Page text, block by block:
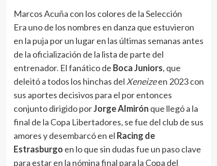
deleitó a todos los hinchas del Xeneizeen 2023 con
sus aportes decisivos para el por entonces
conjunto dirigido por Jorge Almirónque llegó a la
final de la Copa Libertadores, se fue del club de sus
amores y desembarcó en elRacing de
Estrasburgoen lo que sin dudas fue un paso clave
para estar en la nómina final para la Copa del
Mundo.
¿Por qué? Como ya es conocido, Scaloni y su
cuerpo técnico ponderan el fútbol argentino. Pero
es vital que los jugadores jóvenes puedan probarse